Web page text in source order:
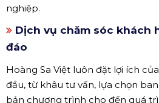
nghiệp.
Dịch vụ chăm sóc khách
đáo
Hoàng Sa Việt luôn đặt lợi ích
đầu, từ khâu tư vấn, lựa chọn
bản chương trình cho đến quá